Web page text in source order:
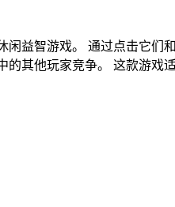
闲益智游戏。 通过点击它们
的其他玩家竞争。 这款游戏